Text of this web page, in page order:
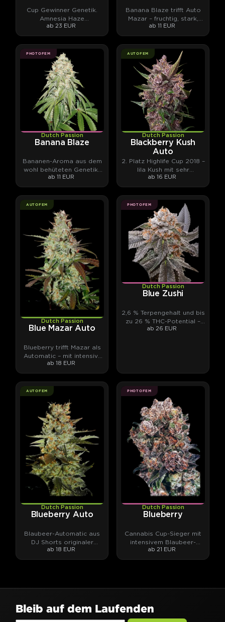
Cup Gewinner Genetik.
Amnesia Haze
Nachkomme. Amsterdam-
Klassiker.
ab 23 EUR
Banana Blaze trifft Auto
Mazar – fruchtig, stark,
klebrig.
ab 11 EUR
PHOTOFEM
Dutch Passion
Banana Blaze
Bananen-Aroma aus dem
wohl behüteten Genetik-
Archiv von Dutch Passion
ab 11 EUR
AUTOFEM
Dutch Passion
Blackberry Kush
Auto
2. Platz Highlife Cup 2018 –
lila Kush mit sehr
komplexen Terpenen
ab 16 EUR
AUTOFEM
Dutch Passion
Blue Mazar Auto
Blueberry trifft Mazar als
Automatic – mit intensiv-
fruchtigen Terpenen.
ab 18 EUR
PHOTOFEM
Dutch Passion
Blue Zushi
2,6 % Terpengehalt und bis
zu 26 % THC-Potential –
von unabhängigen
ab 26 EUR
AUTOFEM
Dutch Passion
Blueberry Auto
Blaubeer-Automatic aus
DJ Shorts originaler
Blueberry-Genetik.
ab 18 EUR
PHOTOFEM
Dutch Passion
Blueberry
Cannabis Cup-Sieger mit
intensivem Blaubeer-
Aroma.
ab 21 EUR
Bleib auf dem Laufenden